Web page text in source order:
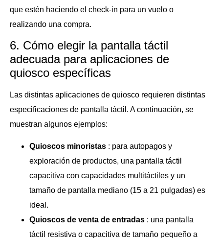
que estén haciendo el check-in para un vuelo o
realizando una compra.
6. Cómo elegir la pantalla táctil
adecuada para aplicaciones de
quiosco específicas
Las distintas aplicaciones de quiosco requieren distintas
especificaciones de pantalla táctil. A continuación, se
muestran algunos ejemplos:
Quioscos minoristas : para autopagos y
exploración de productos, una pantalla táctil
capacitiva con capacidades multitáctiles y un
tamaño de pantalla mediano (15 a 21 pulgadas) es
ideal.
Quioscos de venta de entradas : una pantalla
táctil resistiva o capacitiva de tamaño pequeño a